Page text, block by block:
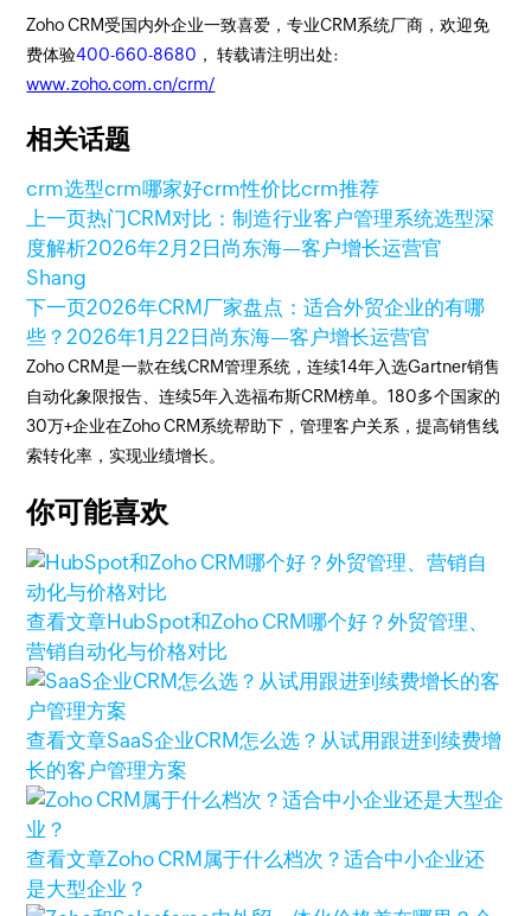
Zoho CRM受国内外企业一致喜爱，专业CRM系统厂商，欢迎免
费体验400-660-8680 ， 转载请注明出处:
www.zoho.com.cn/crm/
相关话题
crm选型crm哪家好crm性价比crm推荐
上一页热门CRM对比：制造行业客户管理系统选型深
度解析2026年2月2日 尚东海—客户增长运营官
Shang
下一页2026年CRM厂家盘点：适合外贸企业的有哪
些？2026年1月22日 尚东海—客户增长运营官
Zoho CRM是一款在线CRM管理系统，连续14年入选Gartner销售
自动化象限报告、连续5年入选福布斯CRM榜单。180多个国家的
30万+企业在Zoho CRM系统帮助下，管理客户关系，提高销售线
索转化率，实现业绩增长。
你可能喜欢
查看文章HubSpot和Zoho CRM哪个好？外贸管理、
营销自动化与价格对比
查看文章SaaS企业CRM怎么选？从试用跟进到续费增
长的客户管理方案
查看文章Zoho CRM属于什么档次？适合中小企业还
是大型企业？